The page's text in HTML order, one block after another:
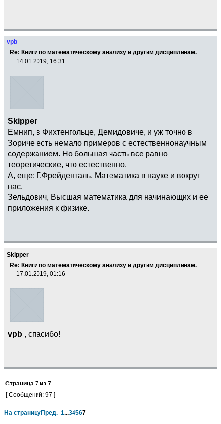
vpb
Re: Книги по математическому анализу и другим дисциплинам.
14.01.2019, 16:31
Skipper
Емнип, в Фихтенгольце, Демидовиче, и уж точно в
Зориче есть немало примеров с естественнонаучным
содержанием. Но большая часть все равно
теоретические, что естественно.
А, еще: Г.Фрейденталь, Математика в науке и вокруг
нас.
Зельдович, Высшая математика для начинающих и ее
приложения к физике.
Skipper
Re: Книги по математическому анализу и другим дисциплинам.
17.01.2019, 01:16
vpb , спасибо!
Страница 7 из 7
[ Сообщений: 97 ]
На страницуПред. 1...34567